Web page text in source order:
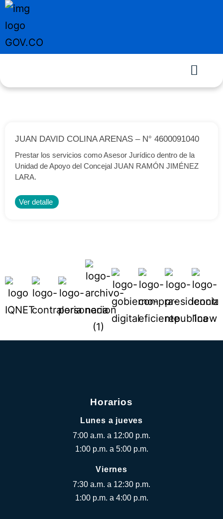
JUAN DAVID COLINA ARENAS – N° 4600091040
Prestar los servicios como Asesor Jurídico dentro de la
Unidad de Apoyo del Concejal JUAN RAMÓN JIMÉNEZ
LARA.
Ver detalle
Horarios
Lunes a jueves
7:00 a.m. a 12:00 p.m.
1:00 p.m. a 5:00 p.m.
Viernes
7:30 a.m. a 12:30 p.m.
1:00 p.m. a 4:00 p.m.